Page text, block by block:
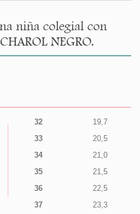
niña colegial con
NEGRO.
32
19,7
33
20,5
34
21,0
35
21,5
36
22,5
37
23,3